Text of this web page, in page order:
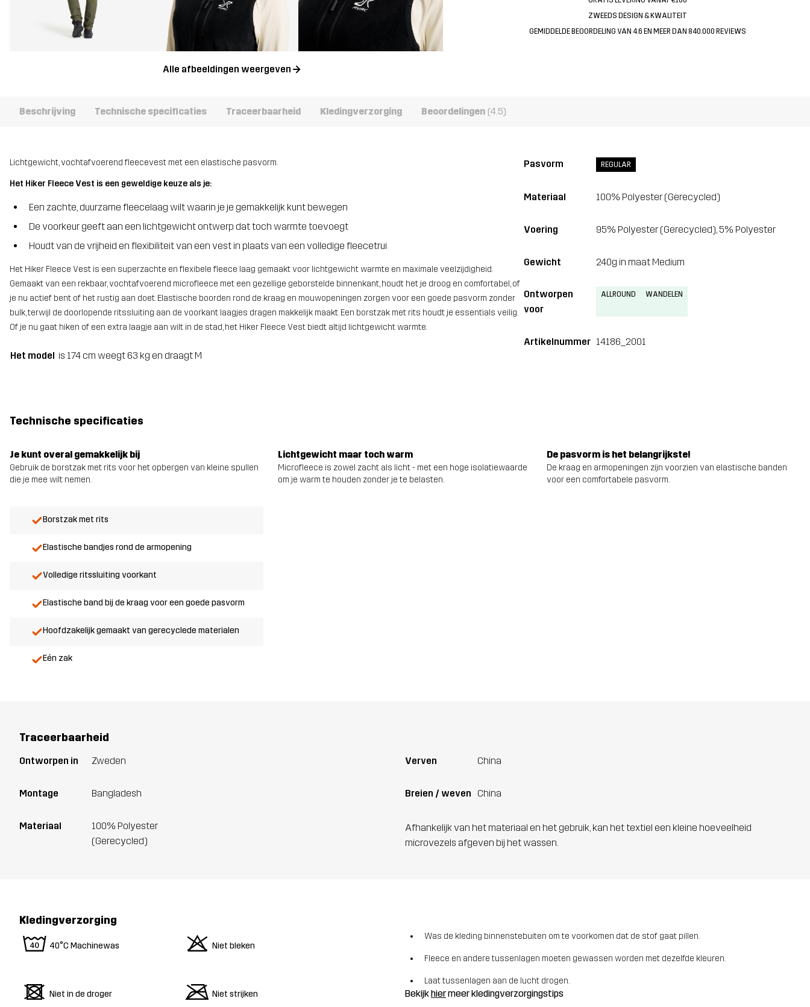
Alle afbeeldingen weergeven
ZWEEDS DESIGN & KWALITEIT
GEMIDDELDE BEOORDELING VAN 4.6 EN MEER DAN 840.000 REVIEWS
Beschrijving Technische specificaties Traceerbaarheid Kledingverzorging Beoordelingen (4.5)
Lichtgewicht, vochtafvoerend fleecevest met een elastische pasvorm.
Het Hiker Fleece Vest is een geweldige keuze als je:
Een zachte, duurzame fleecelaag wilt waarin je je gemakkelijk kunt bewegen
De voorkeur geeft aan een lichtgewicht ontwerp dat toch warmte toevoegt
Houdt van de vrijheid en flexibiliteit van een vest in plaats van een volledige fleecetrui
Het Hiker Fleece Vest is een superzachte en flexibele fleece laag gemaakt voor lichtgewicht warmte en maximale veelzijdigheid.
Gemaakt van een rekbaar, vochtafvoerend microfleece met een gezellige geborstelde binnenkant, houdt het je droog en comfortabel, of
je nu actief bent of het rustig aan doet. Elastische boorden rond de kraag en mouwopeningen zorgen voor een goede pasvorm zonder
bulk, terwijl de doorlopende ritssluiting aan de voorkant laagjes dragen makkelijk maakt. Een borstzak met rits houdt je essentials veilig.
Of je nu gaat hiken of een extra laagje aan wilt in de stad, het Hiker Fleece Vest biedt altijd lichtgewicht warmte.
Het model is 174 cm weegt 63 kg en draagt M
Pasvorm REGULAR
Materiaal 100% Polyester (Gerecycled)
Voering 95% Polyester (Gerecycled), 5% Polyester
Gewicht 240g in maat Medium
Ontworpen
voor
ALLROUND WANDELEN
Artikelnummer 14186_2001
Technische specificaties
Je kunt overal gemakkelijk bij
Gebruik de borstzak met rits voor het opbergen van kleine spullen
die je mee wilt nemen.
Lichtgewicht maar toch warm
Microfleece is zowel zacht als licht - met een hoge isolatiewaarde
om je warm te houden zonder je te belasten.
De pasvorm is het belangrijkste!
De kraag en armopeningen zijn voorzien van elastische banden
voor een comfortabele pasvorm.
Borstzak met rits
Elastische bandjes rond de armopening
Volledige ritssluiting voorkant
Elastische band bij de kraag voor een goede pasvorm
Hoofdzakelijk gemaakt van gerecyclede materialen
Eén zak
Traceerbaarheid
Ontworpen in Zweden
Montage Bangladesh
Materiaal
100% Polyester
(Gerecycled)
Verven China
Breien / weven China
Afhankelijk van het materiaal en het gebruik, kan het textiel een kleine hoeveelheid
microvezels afgeven bij het wassen.
Kledingverzorging
8 40°C Machinewas o Niet bleken
d Niet in de droger m Niet strijken
Was de kleding binnenstebuiten om te voorkomen dat de stof gaat pillen.
Fleece en andere tussenlagen moeten gewassen worden met dezelfde kleuren.
Laat tussenlagen aan de lucht drogen.
Bekijkhiermeer kledingverzorgingstips